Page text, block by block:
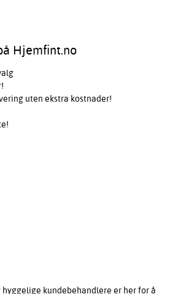
Hjemfint.no
uten ekstra kostnader!
hyggelige kundebehandlere er her for å